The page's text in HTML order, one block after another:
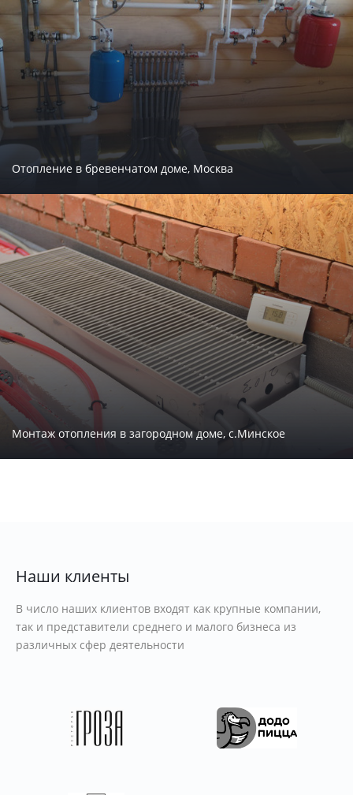
Отопление в бревенчатом доме, Москва
Монтаж отопления в загородном доме, с.Минское
Наши клиенты
В число наших клиентов входят как крупные компании,
так и представители среднего и малого бизнеса из
различных сфер деятельности